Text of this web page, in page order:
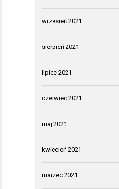
wrzesień 2021
sierpień 2021
lipiec 2021
czerwiec 2021
maj 2021
kwiecień 2021
marzec 2021